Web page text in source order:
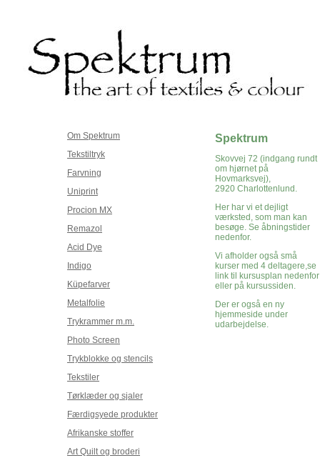
Om Spektrum
Tekstiltryk
Farvning
Uniprint
Procion MX
Remazol
Acid Dye
Indigo
Küpefarver
Metalfolie
Trykrammer m.m.
Photo Screen
Trykblokke og stencils
Tekstiler
Tørklæder og sjaler
Færdigsyede produkter
Afrikanske stoffer
Art Quilt og broderi
Spektrum
Skovvej 72 (indgang rundt
om hjørnet på
Hovmarksvej),
2920 Charlottenlund.
Her har vi et dejligt
værksted, som man kan
besøge. Se åbningstider
nedenfor.
Vi afholder også små
kurser med 4 deltagere,se
link til kursusplan nedenfor
eller på kursussiden.
Der er også en ny
hjemmeside under
udarbejdelse.